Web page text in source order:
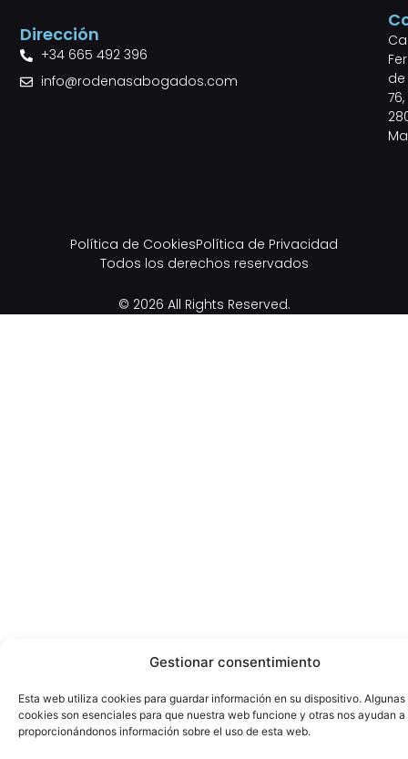
Gestionar consentimiento
Esta web utiliza cookies para guardar información en su dispositivo. Algunas
cookies son esenciales para que nuestra web funcione y otras nos ayudan a
proporcionándonos información sobre el uso de esta web.
de
76,
Dirección
+34 665 492 396
info@rodenasabogados.com
Política de CookiesPolítica de Privacidad
Todos los derechos reservados
© 2026 All Rights Reserved.